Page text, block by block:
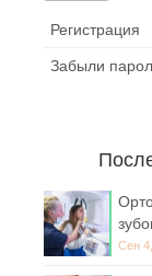
Регистрация
Забыли
Сен